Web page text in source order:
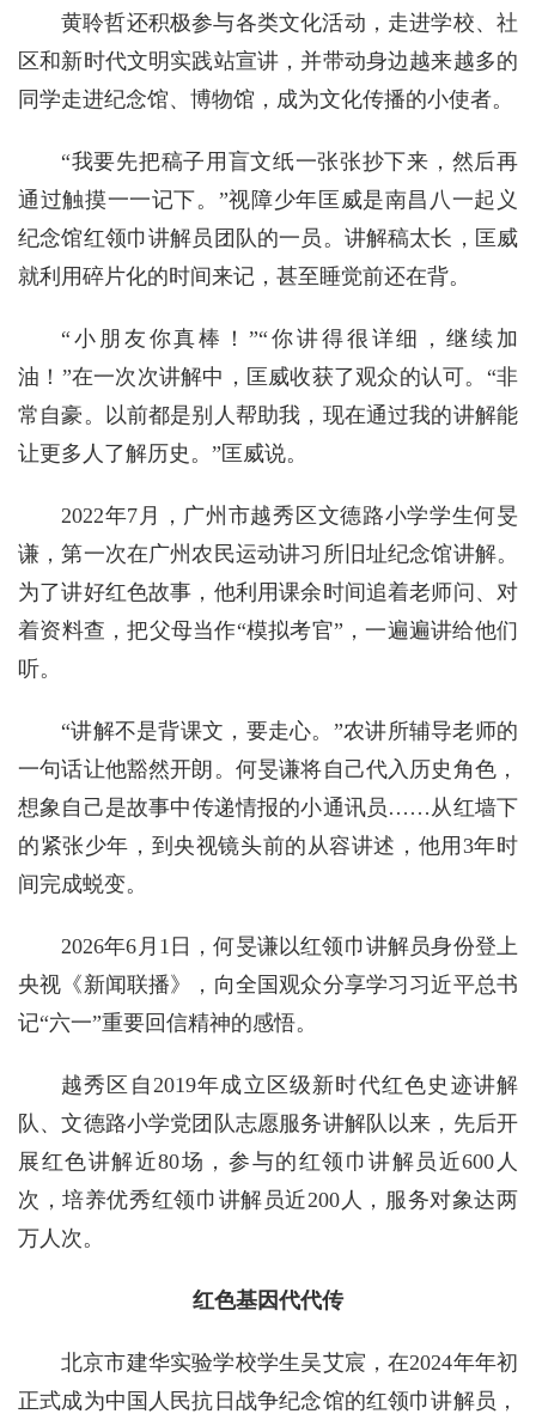
黄聆哲还积极参与各类文化活动，走进学校、社
区和新时代文明实践站宣讲，并带动身边越来越多的
同学走进纪念馆、博物馆，成为文化传播的小使者。
“我要先把稿子用盲文纸一张张抄下来，然后再
通过触摸一一记下。”视障少年匡威是南昌八一起义
纪念馆红领巾讲解员团队的一员。讲解稿太长，匡威
就利用碎片化的时间来记，甚至睡觉前还在背。
“小朋友你真棒！”“你讲得很详细，继续加
油！”在一次次讲解中，匡威收获了观众的认可。“非
常自豪。以前都是别人帮助我，现在通过我的讲解能
让更多人了解历史。”匡威说。
2022年7月，广州市越秀区文德路小学学生何旻
谦，第一次在广州农民运动讲习所旧址纪念馆讲解。
为了讲好红色故事，他利用课余时间追着老师问、对
着资料查，把父母当作“模拟考官”，一遍遍讲给他们
听。
“讲解不是背课文，要走心。”农讲所辅导老师的
一句话让他豁然开朗。何旻谦将自己代入历史角色，
想象自己是故事中传递情报的小通讯员……从红墙下
的紧张少年，到央视镜头前的从容讲述，他用3年时
间完成蜕变。
2026年6月1日，何旻谦以红领巾讲解员身份登上
央视《新闻联播》，向全国观众分享学习习近平总书
记“六一”重要回信精神的感悟。
越秀区自2019年成立区级新时代红色史迹讲解
队、文德路小学党团队志愿服务讲解队以来，先后开
展红色讲解近80场，参与的红领巾讲解员近600人
次，培养优秀红领巾讲解员近200人，服务对象达两
万人次。
红色基因代代传
北京市建华实验学校学生吴艾宸，在2024年年初
正式成为中国人民抗日战争纪念馆的红领巾讲解员，